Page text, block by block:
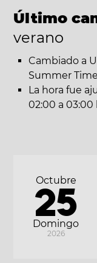
Último
verano
Cambiado a
Summer Time
La hora fue
02:00 a 03:00
Domingo
Octubre
25
2026